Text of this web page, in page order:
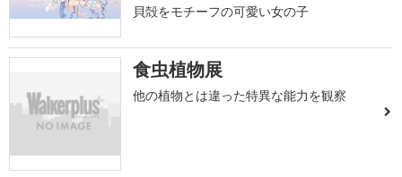
貝殻をモチーフの可愛い女の子
食虫植物展
他の植物とは違った特異な能力を観察